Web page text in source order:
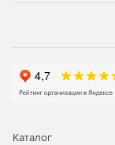
Каталог